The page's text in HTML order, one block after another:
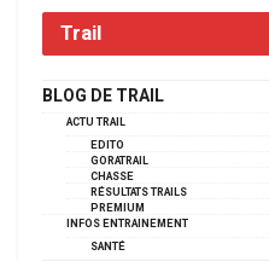
Trail
BLOG DE TRAIL
ACTU TRAIL
EDITO
GORATRAIL
CHASSE
RÉSULTATS TRAILS
PREMIUM
INFOS ENTRAINEMENT
SANTÉ